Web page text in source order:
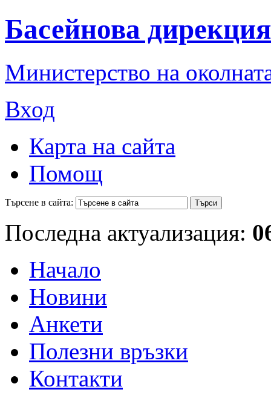
Басейнова
Министерство на
Вход
Карта на сайта
Помощ
Търсене в сайта:
Последна актуализация:
Начало
Новини
Анкети
Полезни връзки
Контакти